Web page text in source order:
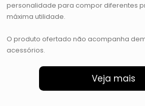
personalidade para compor diferentes
máxima utilidade.
O produto ofertado não acompanha
acessórios.
Veja mais